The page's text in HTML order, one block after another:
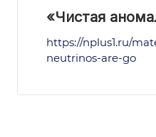
«Чистая
https://nplus1.ru/
neutrinos-are-go